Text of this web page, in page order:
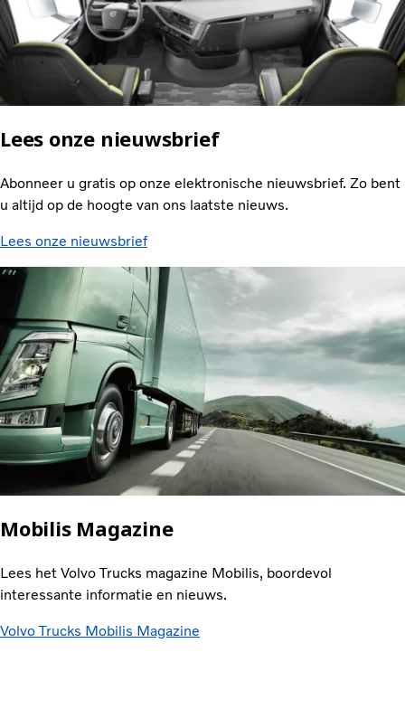
Lees onze nieuwsbrief
Abonneer u gratis op onze elektronische nieuwsbrief. Zo bent
u altijd op de hoogte van ons laatste nieuws.
Lees onze nieuwsbrief
Mobilis Magazine
Lees het Volvo Trucks magazine Mobilis, boordevol
interessante informatie en nieuws.
Volvo Trucks Mobilis Magazine